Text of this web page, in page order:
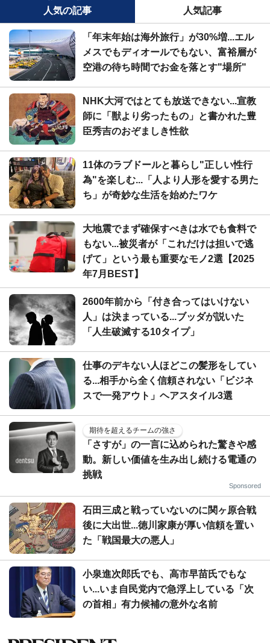
人気の記事
人気記事
「年末年始は海外旅行」が30%増...エル
メスでもディオールでもない、富裕層が
空港の待ち時間でお金を落とす"場所"
NHK大河ではとても放送できない...宣教
師に「獣より劣ったもの」と書かれた豊
臣秀吉のおぞましき性欲
11体のラブドールと暮らし"正しい性行
為"を楽しむ...「人より人形を愛する男た
ち」が奇妙な生活を始めたワケ
大地震でまず確保すべきは水でも食料で
もない...被災者が「これだけは担いで逃
げて」という最も重要なモノ2選【2025
年7月BEST】
2600年前から「付き合ってはいけない
人」は決まっている...ブッダが説いた
「人生破滅する10タイプ」
仕事のデキない人ほどこの髪形をしてい
る...相手から全く信頼されない「ビジネ
スで一発アウト」ヘアスタイル3選
期待を超えるチームの強さ
「さすが」の一言に込められた驚きや感
動。新しい価値を生み出し続ける電通の
挑戦
Sponsored
石田三成と戦っていないのに関ヶ原合戦
後に大出世...徳川家康が厚い信頼を置い
た「戦国最大の悪人」
小泉進次郎氏でも、高市早苗氏でもな
い...いま自民党内で急浮上している「次
の首相」有力候補の意外な名前